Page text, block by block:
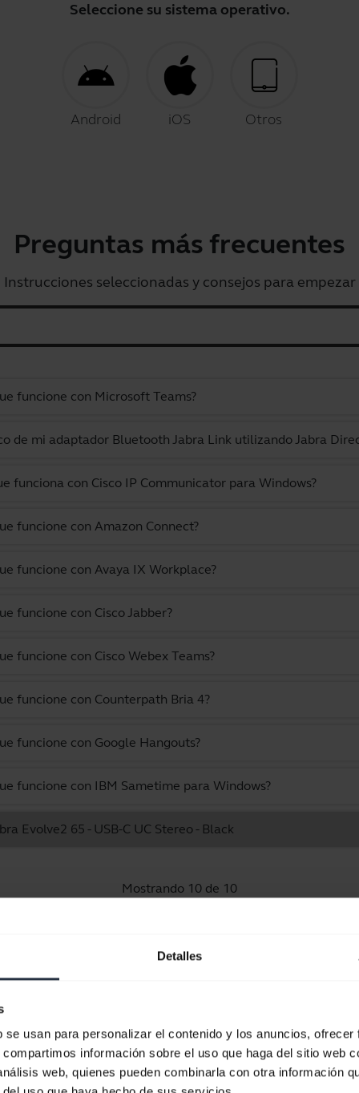
Detalles
usan para personalizar el contenido y los anuncios,
información sobre el uso que haga del sitio web
web, quienes pueden combinarla con otra información
Seleccione su sistema operativo.
Android iOS Otros
Preguntas más frecuentes
Instrucciones seleccionadas y consejos para empezar
funcione con Microsoft Teams?
de mi adaptador Bluetooth Jabra Link utilizando Jabra
funciona con Cisco IP Communicator para Windows?
funcione con Amazon Connect?
funcione con Avaya IX Workplace?
funcione con Cisco Jabber?
funcione con Cisco Webex Teams?
funcione con Counterpath Bria 4?
funcione con Google Hangouts?
funcione con IBM Sametime para Windows?
Evolve2 65 - USB-C UC Stereo - Black
Mostrando 10 de 10
Guía de inicio rápido
Inglés